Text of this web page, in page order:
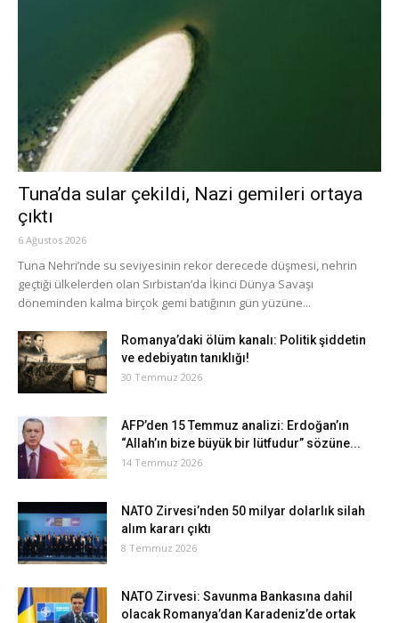
Tuna’da sular çekildi, Nazi gemileri ortaya
çıktı
6 Ağustos 2026
Tuna Nehri’nde su seviyesinin rekor derecede düşmesi, nehrin
geçtiği ülkelerden olan Sırbistan’da İkinci Dünya Savaşı
döneminden kalma birçok gemi batığının gün yüzüne...
Romanya’daki ölüm kanalı: Politik şiddetin
ve edebiyatın tanıklığı!
30 Temmuz 2026
AFP’den 15 Temmuz analizi: Erdoğan’ın
“Allah’ın bize büyük bir lütfudur” sözüne...
14 Temmuz 2026
NATO Zirvesi’nden 50 milyar dolarlık silah
alım kararı çıktı
8 Temmuz 2026
NATO Zirvesi: Savunma Bankasına dahil
olacak Romanya’dan Karadeniz’de ortak